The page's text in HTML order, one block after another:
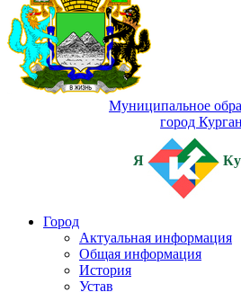
Муниципальное
город Курган
Я
Город
Актуальная информация
Общая информация
История
Устав